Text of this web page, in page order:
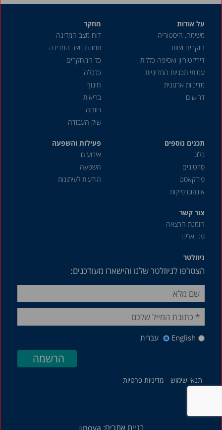
על אודות
משימה, היסטוריה
חוקרים וצוות
דירקטוריון ואסיפה כללית
עמיתי תכניות המדיניות
מדיניות ארגונית
דרושים
מחקר
דוח מצב המדינה
תמונת מצב המדינה
כל המחקרים
כלכלה
חינוך
בריאות
רווחה
שוק העבודה
תכנים נוספים
בלוג
סרטונים
פודקאסט
אינפוגרפיקות
פעילות והשפעה
אירועים
השפעה
הודעות לעיתונות
צור קשר
הזמנת הרצאה
פנו אלינו
ניוזלטר
הצטרפו לניוזלטר שלנו והישארו מעודכנים:
English עברית
תנאי שימוש מדיניות פרטיות
בניית אתרים: anova